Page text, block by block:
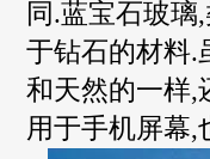
同.蓝宝石玻
于钻石的材料.
和天然的一样,
用于手机屏幕,